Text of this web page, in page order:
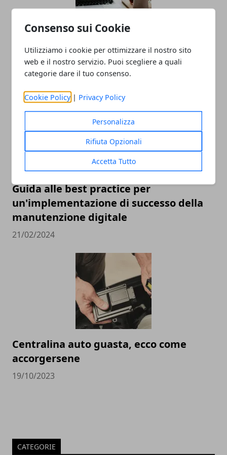
Consenso sui Cookie
Utilizziamo i cookie per ottimizzare il nostro sito
web e il nostro servizio. Puoi scegliere a quali
categorie dare il tuo consenso.
Cookie Policy | Privacy Policy
Personalizza
Rifiuta Opzionali
Accetta Tutto
Confrontare per credere: l'ascesa del
confronto preventivi online
27/02/2024
Guida alle best practice per
un'implementazione di successo della
manutenzione digitale
21/02/2024
Centralina auto guasta, ecco come
accorgersene
19/10/2023
CATEGORIE